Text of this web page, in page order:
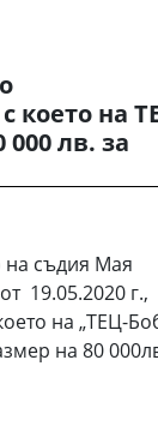
което на
лв. за
на съдия Мая
19.05.2020 г.,
на „ТЕЦ-
на 80